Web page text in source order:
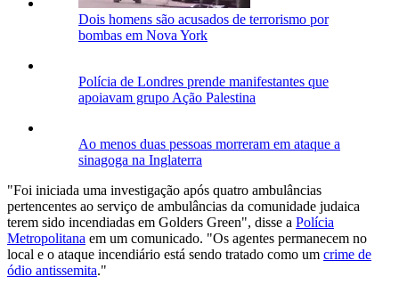
Dois homens são acusados de terrorismo por
bombas em Nova York
Polícia de Londres prende manifestantes que
apoiavam grupo Ação Palestina
Ao menos duas pessoas morreram em ataque a
sinagoga na Inglaterra
"Foi iniciada uma investigação após quatro ambulâncias
pertencentes ao serviço de ambulâncias da comunidade judaica
terem sido incendiadas em Golders Green", disse a Polícia
Metropolitana em um comunicado. "Os agentes permanecem no
local e o ataque incendiário está sendo tratado como um crime de
ódio antissemita."